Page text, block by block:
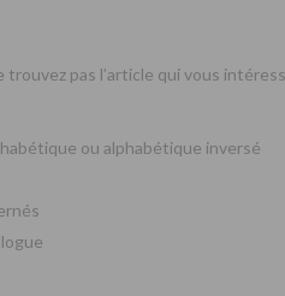
trouvez pas l’article qui vous
ou alphabétique inversé